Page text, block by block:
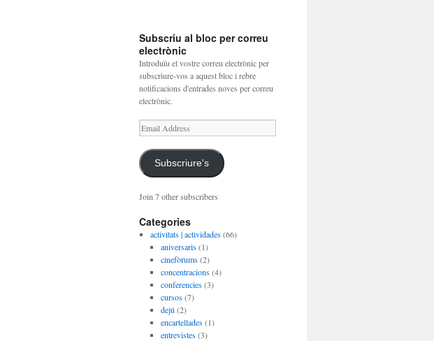
Subscriu al bloc per correu
electrònic
Introduïu el vostre correu electrònic per
subscriure-vos a aquest bloc i rebre
notificacions d'entrades noves per correu
electrònic.
Email
Address
Subscriure's
Join 7 other subscribers
Categories
activitats | actividades(66)
aniversaris(1)
cinefòrums(2)
concentracions(4)
conferencies(3)
cursos(7)
dejú (2)
encartellades(1)
entrevistes(3)